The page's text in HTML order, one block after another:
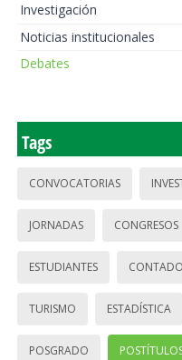
Investigación
Noticias institucionales
Debates
Tags
CONVOCATORIAS
JORNADAS CONGRESOS
ESTUDIANTES
TURISMO ESTADÍSTICA
POSGRADO